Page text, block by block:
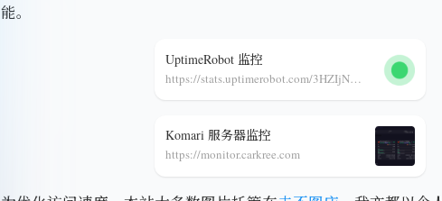
能。
UptimeRobot 监控
https://stats.uptimerobot.com/3HZIjNBOFH/801605738
Komari 服务器监控
https://monitor.carkree.com